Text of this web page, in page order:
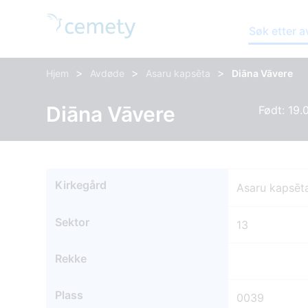
Søk etter
Hjem > Avdøde > Asaru kapsēta > Diāna Vāvere
Diāna Vāvere Født:
Kirkegård Asaru
Sektor 13
Rekke
Plass 0039